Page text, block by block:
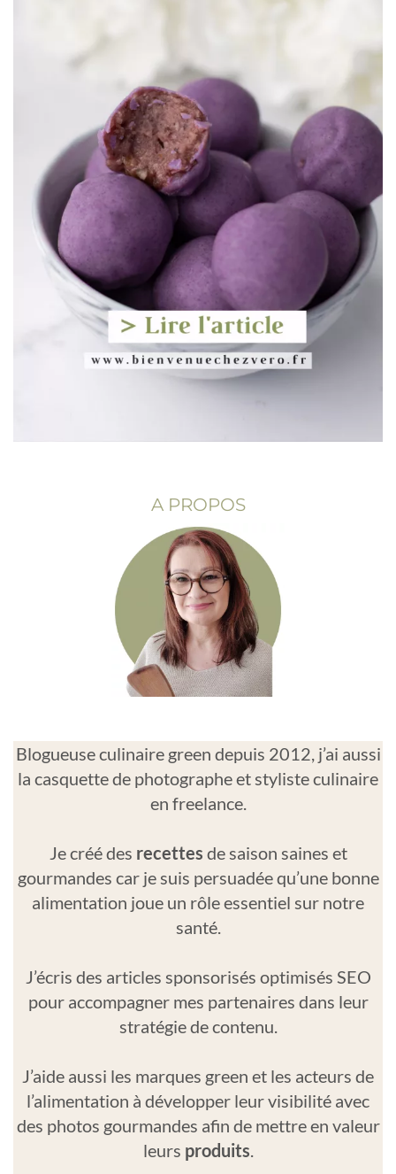
A PROPOS
Blogueuse culinaire green depuis 2012, j’ai aussi
la casquette de photographe et styliste culinaire
en freelance.
Je créé des recettes de saison saines et
gourmandes car je suis persuadée qu’une bonne
alimentation joue un rôle essentiel sur notre
santé.
J’écris des articles sponsorisés optimisés SEO
pour accompagner mes partenaires dans leur
stratégie de contenu.
J’aide aussi les marques green et les acteurs de
l’alimentation à développer leur visibilité avec
des photos gourmandes afin de mettre en valeur
leurs produits.